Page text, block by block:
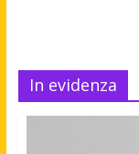
In evidenza